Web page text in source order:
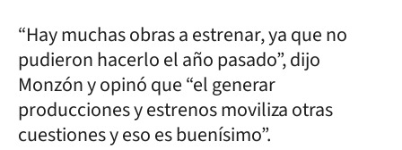
“Hay muchas obras a estrenar, ya que no
pudieron hacerlo el año pasado”, dijo
Monzón y opinó que “el generar
producciones y estrenos moviliza otras
cuestiones y eso es buenísimo”.